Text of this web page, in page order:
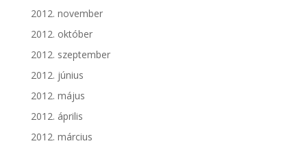
2012. november
2012. október
2012. szeptember
2012. június
2012. május
2012. április
2012. március